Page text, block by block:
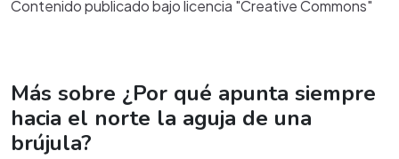
Contenido publicado bajo licencia "Creative Commons"
Más sobre ¿Por qué apunta siempre
hacia el norte la aguja de una
brújula?